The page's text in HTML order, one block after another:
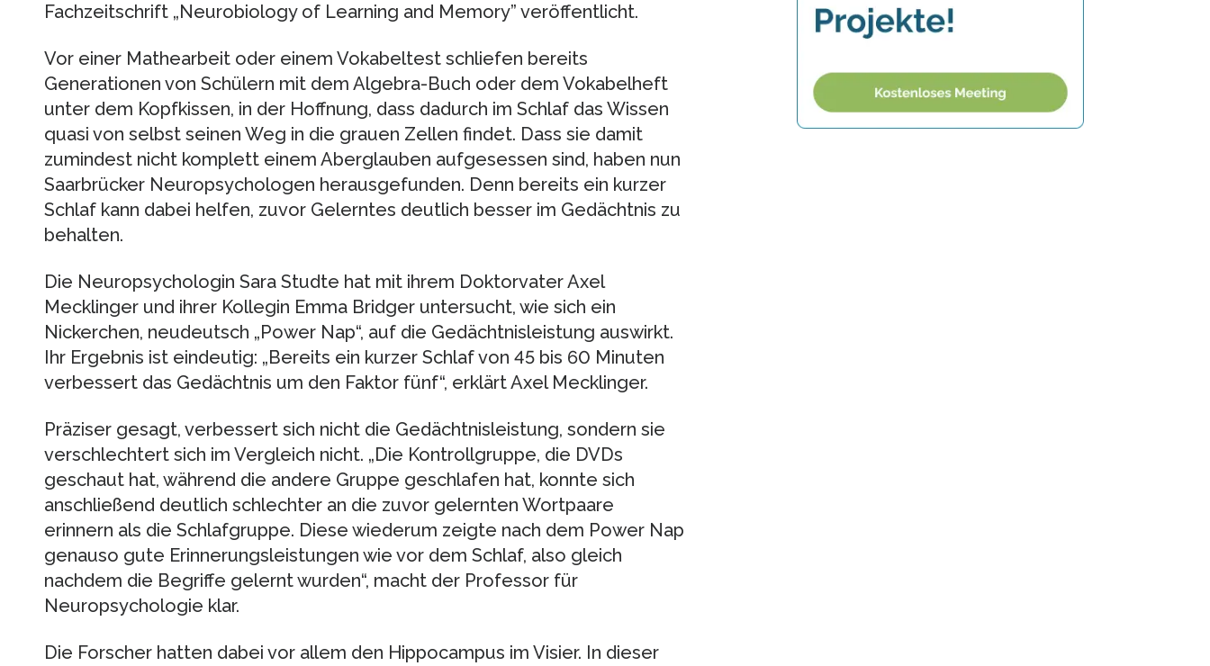
Fachzeitschrift „Neurobiology of Learning and Memory” veröffentlicht.
Vor einer Mathearbeit oder einem Vokabeltest schliefen bereits
Generationen von Schülern mit dem Algebra-Buch oder dem Vokabelheft
unter dem Kopfkissen, in der Hoffnung, dass dadurch im Schlaf das Wissen
quasi von selbst seinen Weg in die grauen Zellen findet. Dass sie damit
zumindest nicht komplett einem Aberglauben aufgesessen sind, haben nun
Saarbrücker Neuropsychologen herausgefunden. Denn bereits ein kurzer
Schlaf kann dabei helfen, zuvor Gelerntes deutlich besser im Gedächtnis zu
behalten.
Die Neuropsychologin Sara Studte hat mit ihrem Doktorvater Axel
Mecklinger und ihrer Kollegin Emma Bridger untersucht, wie sich ein
Nickerchen, neudeutsch „Power Nap“, auf die Gedächtnisleistung auswirkt.
Ihr Ergebnis ist eindeutig: „Bereits ein kurzer Schlaf von 45 bis 60 Minuten
verbessert das Gedächtnis um den Faktor fünf“, erklärt Axel Mecklinger.
Präziser gesagt, verbessert sich nicht die Gedächtnisleistung, sondern sie
verschlechtert sich im Vergleich nicht. „Die Kontrollgruppe, die DVDs
geschaut hat, während die andere Gruppe geschlafen hat, konnte sich
anschließend deutlich schlechter an die zuvor gelernten Wortpaare
erinnern als die Schlafgruppe. Diese wiederum zeigte nach dem Power Nap
genauso gute Erinnerungsleistungen wie vor dem Schlaf, also gleich
nachdem die Begriffe gelernt wurden“, macht der Professor für
Neuropsychologie klar.
Die Forscher hatten dabei vor allem den Hippocampus im Visier. In dieser